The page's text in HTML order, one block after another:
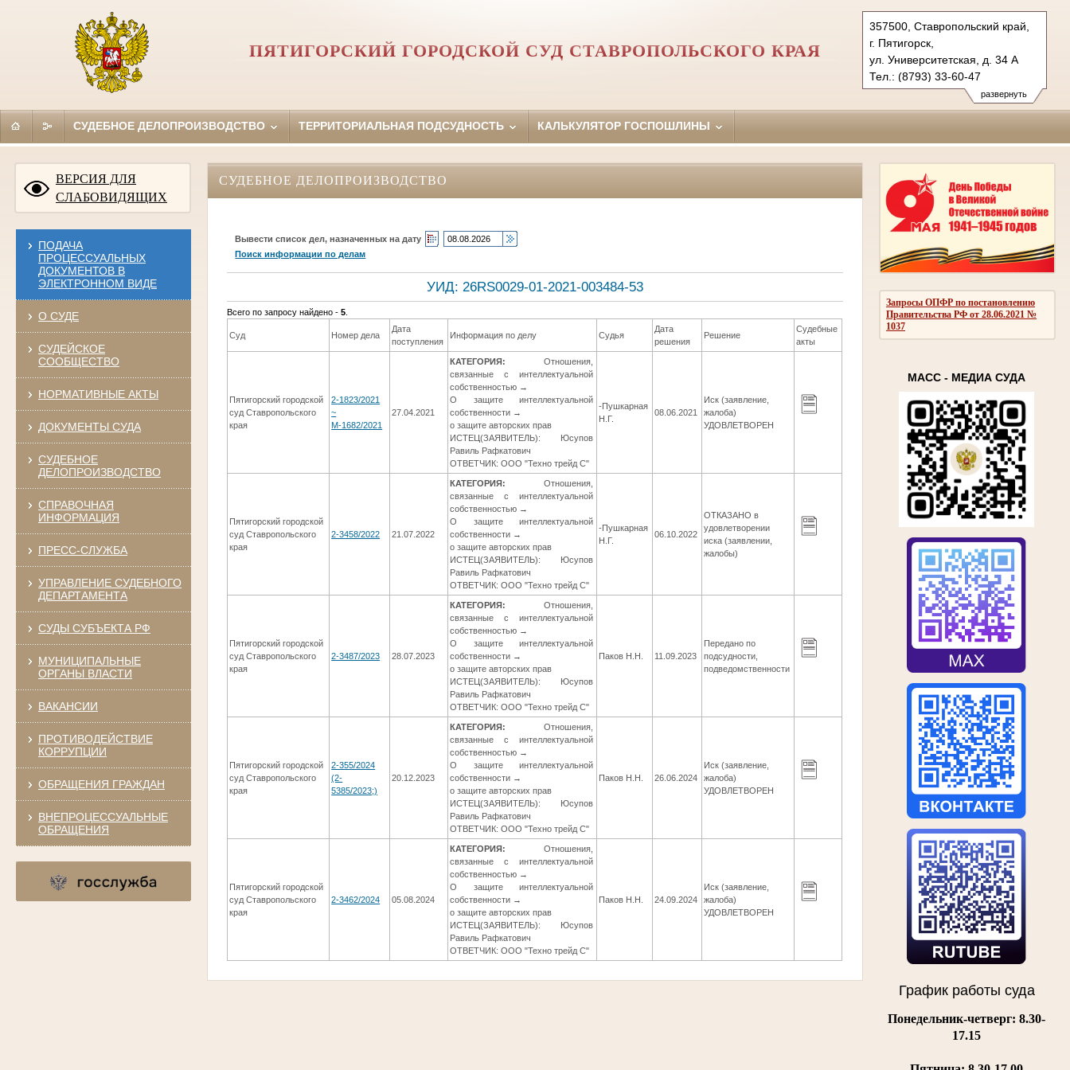
развернуть
357500, Ставропольский край,
г. Пятигорск,
ул. Университетская, д. 34 А
Тел.: (8793) 33-60-47
piatigorsky.stv@sudrf.ru
ПЯТИГОРСКИЙ ГОРОДСКОЙ СУД СТАВРОПОЛЬСКОГО КРАЯ
СУДЕБНОЕ ДЕЛОПРОИЗВОДСТВО ТЕРРИТОРИАЛЬНАЯ ПОДСУДНОСТЬ КАЛЬКУЛЯТОР ГОСПОШЛИНЫ
ВЕРСИЯ ДЛЯ
СЛАБОВИДЯЩИХ
ПОДАЧА
ПРОЦЕССУАЛЬНЫХ
ДОКУМЕНТОВ В
ЭЛЕКТРОННОМ ВИДЕ
О СУДЕ
СУДЕЙСКОЕ
СООБЩЕСТВО
НОРМАТИВНЫЕ АКТЫ
ДОКУМЕНТЫ СУДА
СУДЕБНОЕ
ДЕЛОПРОИЗВОДСТВО
СПРАВОЧНАЯ
ИНФОРМАЦИЯ
ПРЕСС-СЛУЖБА
УПРАВЛЕНИЕ СУДЕБНОГО
ДЕПАРТАМЕНТА
СУДЫ СУБЪЕКТА РФ
МУНИЦИПАЛЬНЫЕ
ОРГАНЫ ВЛАСТИ
ВАКАНСИИ
ПРОТИВОДЕЙСТВИЕ
КОРРУПЦИИ
ОБРАЩЕНИЯ ГРАЖДАН
ВНЕПРОЦЕССУАЛЬНЫЕ
ОБРАЩЕНИЯ
Запросы ОПФР по постановлению
Правительства РФ от 28.06.2021 №
1037
МАСС - МЕДИА СУДА
График работы суда
Понедельник-четверг: 8.30-
17.15
СУДЕБНОЕ ДЕЛОПРОИЗВОДСТВО
Вывести список дел, назначенных на дату
Поиск информации по делам
УИД: 26RS0029-01-2021-003484-53
Всего по запросу найдено -5
Суд Номер дела
Дата
поступления
Информация по делу Судья
Дата
решения
Решение
Судебные
акты
Пятигорский городской
суд Ставропольского
края
2-1823/2021
~
М-1682/2021
27.04.2021
КАТЕГОРИЯ: Отношения,
связанные с интеллектуальной
собственностью →
О защите интеллектуальной
собственности →
о защите авторских прав
ИСТЕЦ(ЗАЯВИТЕЛЬ): Юсупов
Равиль Рафкатович
ОТВЕТЧИК: ООО "Техно трейд С"
-Пушкарная
Н.Г.
08.06.2021
Иск (заявление,
жалоба)
УДОВЛЕТВОРЕН
Пятигорский городской
суд Ставропольского
края
2-3458/2022 21.07.2022
КАТЕГОРИЯ: Отношения,
связанные с интеллектуальной
собственностью →
О защите интеллектуальной
собственности →
о защите авторских прав
ИСТЕЦ(ЗАЯВИТЕЛЬ): Юсупов
Равиль Рафкатович
ОТВЕТЧИК: ООО "Техно трейд С"
-Пушкарная
Н.Г.
06.10.2022
ОТКАЗАНО в
удовлетворении
иска (заявлении,
жалобы)
Пятигорский городской
суд Ставропольского
края
2-3487/2023 28.07.2023
КАТЕГОРИЯ: Отношения,
связанные с интеллектуальной
собственностью →
О защите интеллектуальной
собственности →
о защите авторских прав
ИСТЕЦ(ЗАЯВИТЕЛЬ): Юсупов
Равиль Рафкатович
ОТВЕТЧИК: ООО "Техно трейд С"
Паков Н.Н. 11.09.2023
Передано по
подсудности,
подведомственности
Пятигорский городской
суд Ставропольского
края
2-355/2024
(2-
5385/2023;)
20.12.2023
КАТЕГОРИЯ: Отношения,
связанные с интеллектуальной
собственностью →
О защите интеллектуальной
собственности →
о защите авторских прав
ИСТЕЦ(ЗАЯВИТЕЛЬ): Юсупов
Равиль Рафкатович
ОТВЕТЧИК: ООО "Техно трейд С"
Паков Н.Н. 26.06.2024
Иск (заявление,
жалоба)
УДОВЛЕТВОРЕН
Пятигорский городской
суд Ставропольского
края
2-3462/2024 05.08.2024
КАТЕГОРИЯ: Отношения,
связанные с интеллектуальной
собственностью →
О защите интеллектуальной
собственности →
о защите авторских прав
ИСТЕЦ(ЗАЯВИТЕЛЬ): Юсупов
Равиль Рафкатович
ОТВЕТЧИК: ООО "Техно трейд С"
Паков Н.Н. 24.09.2024
Иск (заявление,
жалоба)
УДОВЛЕТВОРЕН